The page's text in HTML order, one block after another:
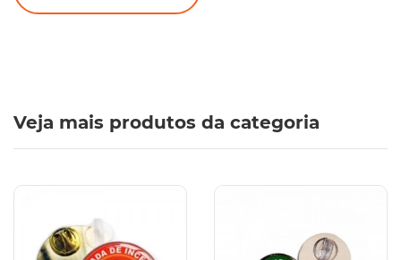
Veja mais produtos da categoria